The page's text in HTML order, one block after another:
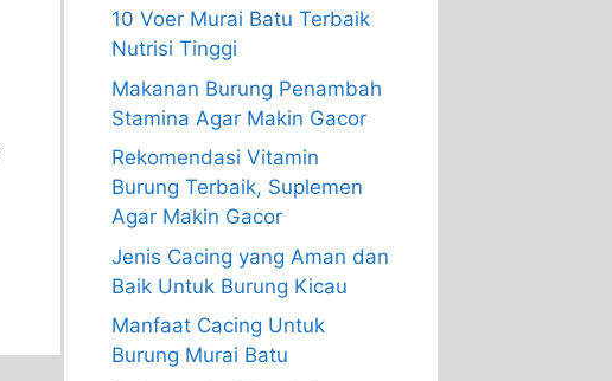
10 Voer Murai Batu Terbaik
Nutrisi Tinggi
Makanan Burung Penambah
Stamina Agar Makin Gacor
Rekomendasi Vitamin
Burung Terbaik, Suplemen
Agar Makin Gacor
Jenis Cacing yang Aman dan
Baik Untuk Burung Kicau
Manfaat Cacing Untuk
Burung Murai Batu